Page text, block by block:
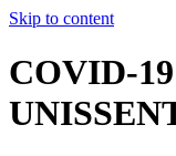
Skip to content
COVID-